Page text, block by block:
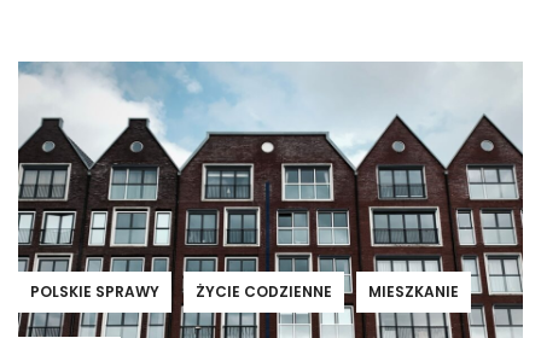
POLSKIE SPRAWY ŻYCIE CODZIENNE MIESZKANIE